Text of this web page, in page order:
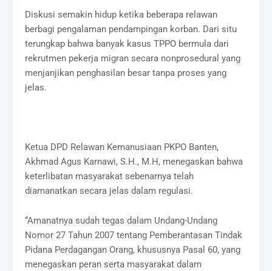
Diskusi semakin hidup ketika beberapa relawan
berbagi pengalaman pendampingan korban. Dari situ
terungkap bahwa banyak kasus TPPO bermula dari
rekrutmen pekerja migran secara nonprosedural yang
menjanjikan penghasilan besar tanpa proses yang
jelas.
Ketua DPD Relawan Kemanusiaan PKPO Banten,
Akhmad Agus Karnawi, S.H., M.H, menegaskan bahwa
keterlibatan masyarakat sebenarnya telah
diamanatkan secara jelas dalam regulasi.
“Amanatnya sudah tegas dalam Undang-Undang
Nomor 27 Tahun 2007 tentang Pemberantasan Tindak
Pidana Perdagangan Orang, khususnya Pasal 60, yang
menegaskan peran serta masyarakat dalam